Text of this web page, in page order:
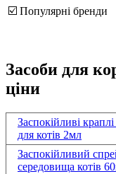
☑️ Популярні бренди
Засоби для
ціни
Заспокійливі
для котів 2мл
Заспокійливий
середовища котів